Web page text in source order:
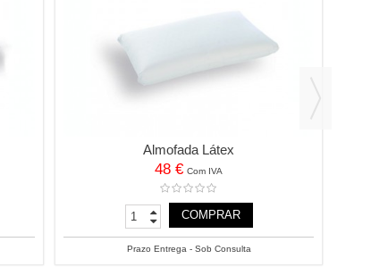
Almofada Látex
48 € Com IVA
COMPRAR
Prazo Entrega - Sob Consulta